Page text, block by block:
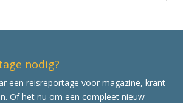
nodig?
een reisreportage voor magazine, krant
Of het nu om een compleet nieuw